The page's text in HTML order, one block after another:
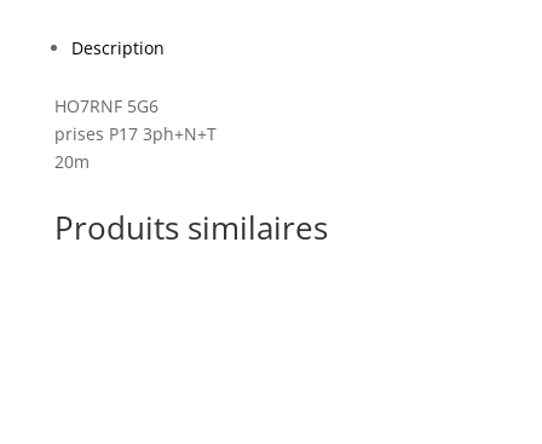
Description
HO7RNF 5G6
prises P17 3ph+N+T
20m
Produits similaires